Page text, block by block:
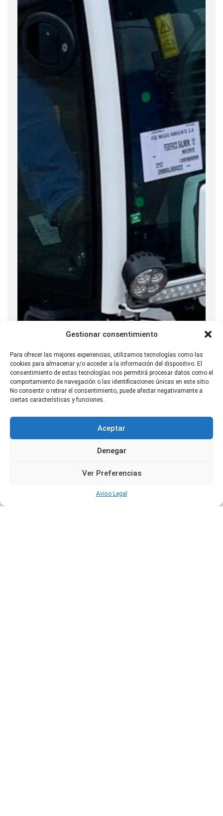
Gestionar consentimiento
Para ofrecer las mejores experiencias, utilizamos tecnologías como las
cookies para almacenar y/o acceder a la información del dispositivo. El
consentimiento de estas tecnologías nos permitirá procesar datos como el
comportamiento de navegación o las identificaciones únicas en este sitio.
No consentir o retirar el consentimiento, puede afectar negativamente a
ciertas características y funciones.
Aceptar
Denegar
Ver Preferencias
Aviso Legal